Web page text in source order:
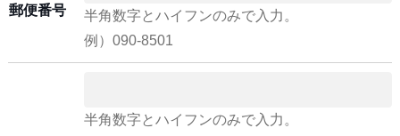
郵便番号
半角数字とハイフンのみで入力。
例）090-8501
半角数字とハイフンのみで入力。